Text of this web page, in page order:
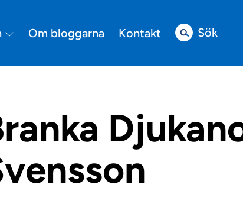
Om bloggarna Kontakt Sök